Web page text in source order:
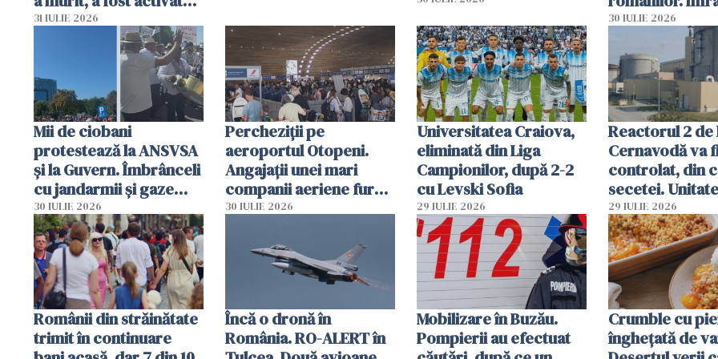
planul roșu de
31 IULIE 2026
folosesc
Ghișeul.ro și
Române
30 IULIE 2026
Mii de ciobani
protestează la ANSVSA
și la Guvern. Îmbrânceli
cu jandarmii și gaze
lacrimogene
30 IULIE 2026
Percheziții pe
aeroportul Otopeni.
Angajații unei mari
companii aeriene furau
parfumuri, ceasuri și
vânzării
30 IULIE 2026
Universitatea Craiova,
eliminată din Liga
Campionilor, după 2-2
cu Levski Sofia
29 IULIE 2026
Reactorul 2 de
Cernavodă va
controlat, din
secetei.
deja oprită
29 IULIE 2026
Românii din străinătate
trimit în continuare
Încă o dronă în
România. RO-ALERT în
Mobilizare în Buzău.
Pompierii au efectuat
Crumble cu
înghețată de